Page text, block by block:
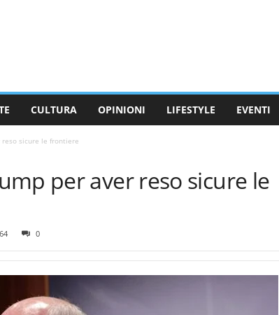
CULTURA OPINIONI LIFESTYLE EVENTI
sicure le frontiere
per aver reso sicure le
64 0